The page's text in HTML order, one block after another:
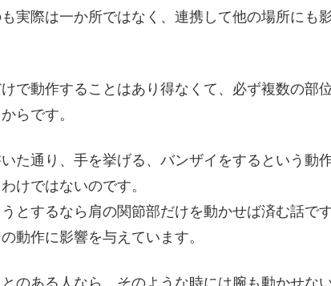
実際は一か所ではなく、連携して他の場所にも
で動作することはあり得なくて、必ず複数の部
らです。
た通り、手を挙げる、バンザイをするという動
けではないのです。
とするなら肩の関節部だけを動かせば済む話で
動作に影響を与えています。
のある人なら、そのような時には腕も動かせな